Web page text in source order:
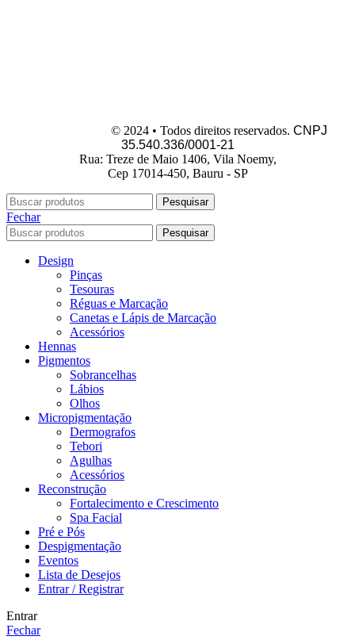
© 2024 • Todos direitos reservados. CNPJ
35.540.336/0001-21
Rua: Treze de Maio 1406, Vila Noemy,
Cep 17014-450, Bauru - SP
Pesquisar
Fechar
Pesquisar
Design
Pinças
Tesouras
Réguas e Marcação
Canetas e Lápis de Marcação
Acessórios
Hennas
Pigmentos
Sobrancelhas
Lábios
Olhos
Micropigmentação
Dermografos
Tebori
Agulhas
Acessórios
Reconstrução
Fortalecimento e Crescimento
Spa Facial
Pré e Pós
Despigmentação
Eventos
Lista de Desejos
Entrar / Registrar
Entrar
Fechar